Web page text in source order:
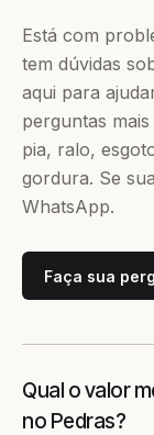
Está com
tem dúvidas
aqui para
perguntas
pia, ralo,
gordura. Se
WhatsApp.
Faça sua
Qual o valor
no Pedras?